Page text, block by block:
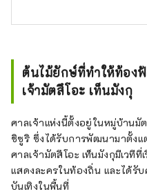
ต้นไม้ยักษ์ที่ทำให้ท้อง
เจ้ามัตสึโอะ เท็นมังกุ
ศาลเจ้าแห่งนี้ตั้งอยู่ในหมู่บ้าน
ชิซูริ ซึ่งได้รับการพัฒนามาตั้ง
ศาลเจ้ามัตสึโอะ เท็นมังกุมีเวที
แสดงละครในท้องถิ่น และได้รั
บันเทิงในพื้นที่